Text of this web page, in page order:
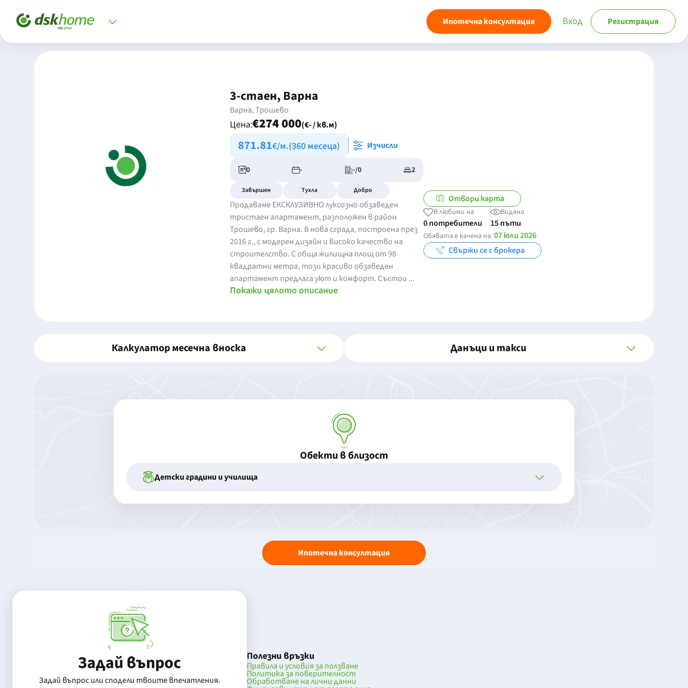
Ипотечна консултация Вход Регистрация
3-стаен, Варна
Варна, Трошево
Цена:€274 000(€- / кв.м)
871.81€/м.(360 месеца) Изчисли
0 - -/0 2
Завършен Тухла Добро
Продаваме ЕКСКЛУЗИВНО луксозно обзаведен
тристаен апартамент, разположен в район
Трошево, гр. Варна. В нова сграда, построена през
2016 г., с модерен дизайн и високо качество на
строителство. С обща жилищна площ от 98
квадратни метра, този красиво обзаведен
апартамент предлага уют и комфорт. Състои ...
Покажи цялото описание
Отвори карта
В любими на
0 потребители
Видяна
15 пъти
Обявата е качена на 07 юли 2026
Свържи се с брокера
Калкулатор месечна вноска Данъци и такси
Обекти в близост
Детски градини и училища
Ипотечна консултация
Задай въпрос
Задай въпрос или сподели твоите впечатления.
Полезни връзки
Правила и условия за ползване
Политика за поверителност
Обработване на лични данни